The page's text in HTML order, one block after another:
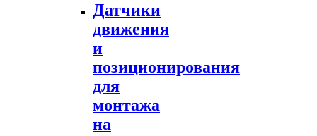
Датчики
движения
и
позиционирования
для
монтажа
на